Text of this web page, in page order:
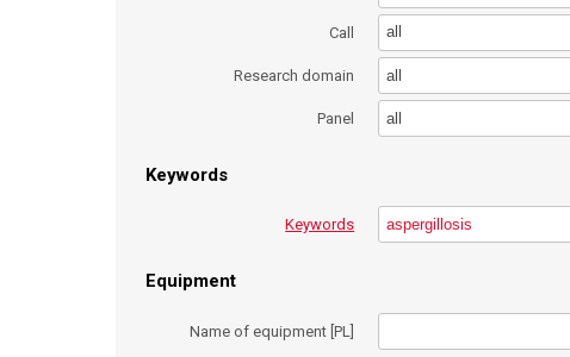
Call all
Research domain all
Panel all
Keywords
Keywords
Equipment
Name of equipment [PL]